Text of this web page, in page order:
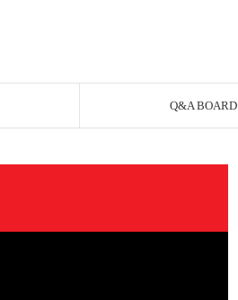
Q&A BOARD